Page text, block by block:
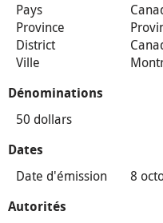
Pays
Province
District
Ville
Dénominations
50 dollars
Dates
Date d'émission 8
Autorités